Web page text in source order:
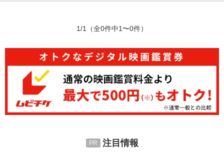
1/1 （全0件中1〜0件）
注目情報